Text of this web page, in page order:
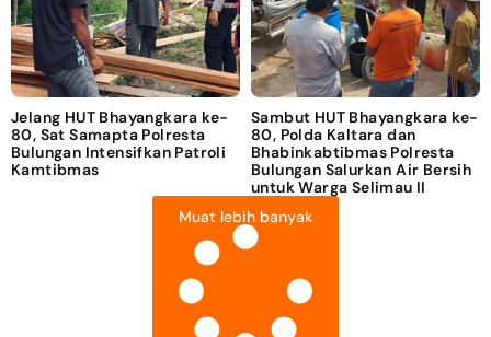
Jelang HUT Bhayangkara ke-
80, Sat Samapta Polresta
Bulungan Intensifkan Patroli
Kamtibmas
Sambut HUT Bhayangkara ke-
80, Polda Kaltara dan
Bhabinkabtibmas Polresta
Bulungan Salurkan Air Bersih
untuk Warga Selimau II
Muat lebih banyak